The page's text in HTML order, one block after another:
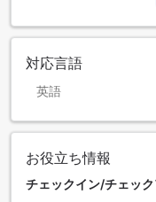
対応言語
英語
お役立ち情報
チェックイン/チェック